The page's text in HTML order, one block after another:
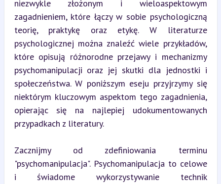
niezwykle złożonym i wieloaspektowym
zagadnieniem, które łączy w sobie psychologiczną
teorię, praktykę oraz etykę. W literaturze
psychologicznej można znaleźć wiele przykładów,
które opisują różnorodne przejawy i mechanizmy
psychomanipulacji oraz jej skutki dla jednostki i
społeczeństwa. W poniższym eseju przyjrzymy się
niektórym kluczowym aspektom tego zagadnienia,
opierając się na najlepiej udokumentowanych
przypadkach z literatury.
Zacznijmy od zdefiniowania terminu
"psychomanipulacja". Psychomanipulacja to celowe
i świadome wykorzystywanie technik